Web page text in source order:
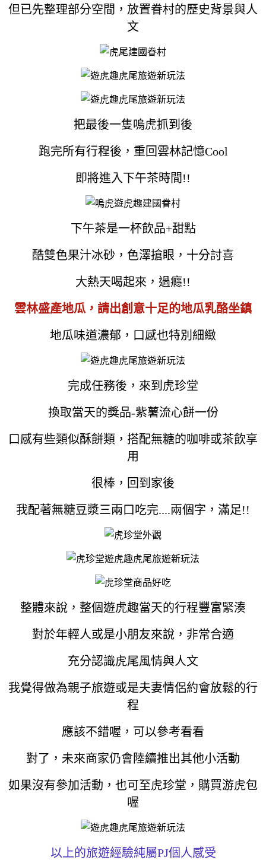
但已先整理部分空間，放置眷村的歷史背景與人
文
把最後一隻嗚虎抓到後
跑完所有行程後，重回雲林記憶Cool
即將進入下午茶時間!!
下午茶是一杯飲品+甜點
酷雙色果汁冰砂，色澤搶眼，十分討喜
大熱天喝起來，過癮!!
雲林盛產地瓜，請出創意十足的地瓜乳酪坐鎮
地瓜味道濃郁，口感也特別細緻
完成任務後，來到虎珍堂
換取當天的獎品-紫薯流心餅一份
口感有些類似酥餅類，搭配無糖的咖啡或茶飲享
用
很棒，回到家後
我配著無糖豆漿三兩口吃完....兩個字，滿足!!
整體來說，整個遊虎趣當天的行程豐富緊湊
對於年輕人或是小朋友來說，非常合適
充分認識虎尾風情與人文
我覺得做為親子旅遊或是夫妻情侶約會放鬆的行
程
應該不錯喔，可以參考看看
對了，未來商家仍會陸續推出其他小活動
如果沒有參加活動，也可至虎珍堂，購買游虎包
喔
以上的旅遊經驗純屬PJ個人感受